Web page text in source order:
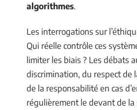
algorithmes.
Les interrogations sur
Qui réelle contrôle ces
limiter les biais ? Les débats
discrimination, du respect de
de la responsabilité en cas
régulièrement le devant de la